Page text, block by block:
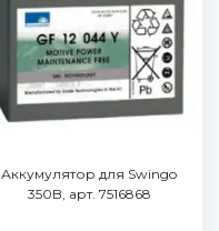
Аккумулятор для Swingo
350B, арт. 7516868